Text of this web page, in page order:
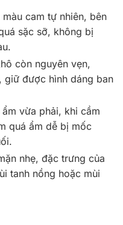
cam tự nhiên, bên
sặc sỡ, không bị
còn nguyên vẹn,
giữ được hình dáng ban
vừa phải, khi cầm
quá ẩm dễ bị mốc
nhẹ, đặc trưng của
tanh nồng hoặc mùi